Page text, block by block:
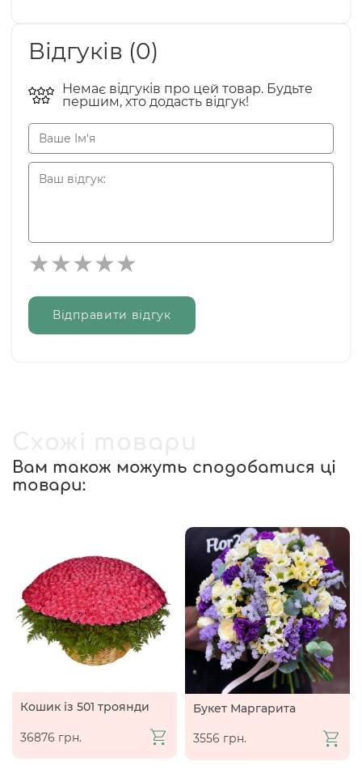
Відгуків (0)
Немає відгуків про цей товар. Будьте
першим, хто додасть відгук!
Відправити відгук
Вам також можуть сподобатися ці
товари:
Кошик із 501 троянди
36876 грн.
Букет Маргарита
3556 грн.